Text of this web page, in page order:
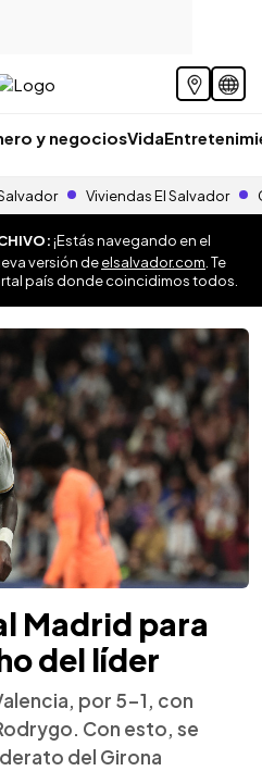
y negociosVida
Viviendas El Salvador
¡Estás navegando en el
versión deelsalvador.com . Te
país donde coincidimos todos.
Madrid para
del líder
por 5-1, con
Con esto, se
del Girona